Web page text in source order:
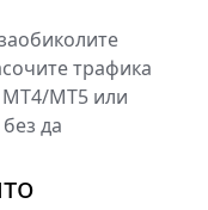
трафика
MT5 или
да